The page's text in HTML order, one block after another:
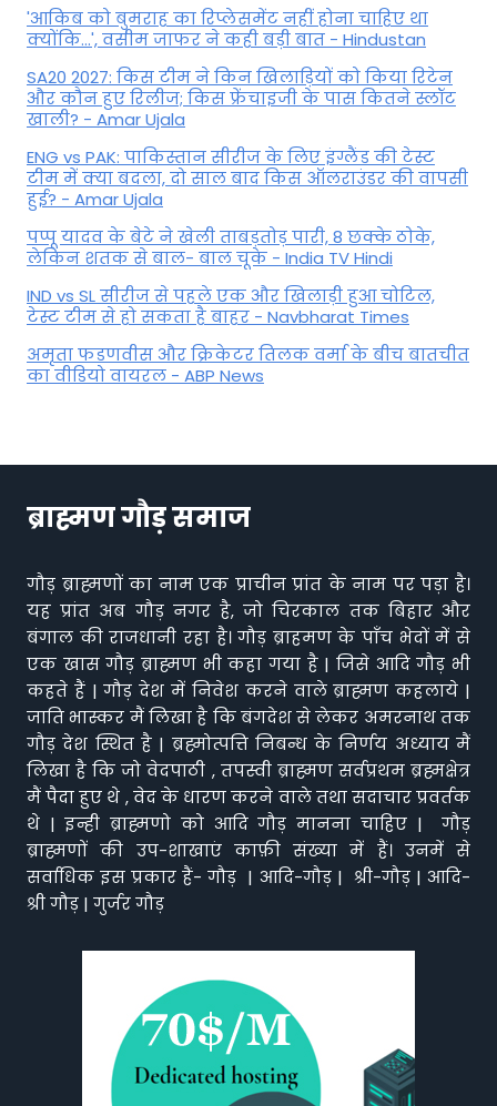
'आकिब को बुमराह का रिप्लेसमेंट नहीं होना चाहिए था
क्योंकि...', वसीम जाफर ने कही बड़ी बात - Hindustan
SA20 2027: किस टीम ने किन खिलाड़ियों को किया रिटेन
और कौन हुए रिलीज; किस फ्रेंचाइजी के पास कितने स्लॉट
खाली? - Amar Ujala
ENG vs PAK: पाकिस्तान सीरीज के लिए इंग्लैंड की टेस्ट
टीम में क्या बदला, दो साल बाद किस ऑलराउंडर की वापसी
हुई? - Amar Ujala
पप्पू यादव के बेटे ने खेली ताबड़तोड़ पारी, 8 छक्के ठोके,
लेकिन शतक से बाल- बाल चूके - India TV Hindi
IND vs SL सीरीज से पहले एक और खिलाड़ी हुआ चोटिल,
टेस्ट टीम से हो सकता है बाहर - Navbharat Times
अमृता फडणवीस और क्रिकेटर तिलक वर्मा के बीच बातचीत
का वीडियो वायरल - ABP News
ब्राह्मण गौड़ समाज
गौड़ ब्राह्मणों का नाम एक प्राचीन प्रांत के नाम पर पड़ा है।
यह प्रांत अब गौड़ नगर है, जो चिरकाल तक बिहार और
बंगाल की राजधानी रहा है। गौड़ ब्राहमण के पाँच भेदों में से
एक खास गौड़ ब्राह्मण भी कहा गया है | जिसे आदि गौड़ भी
कहते हैं | गौड़ देश में निवेश करने वाले ब्राह्मण कहलाये |
जाति भास्कर मैं लिखा है कि बंगदेश से लेकर अमरनाथ तक
गौड़ देश स्थित है | ब्रह्मोत्पत्ति निबन्ध के निर्णय अध्याय मैं
लिखा है कि जो वेदपाठी , तपस्वी ब्राह्मण सर्वप्रथम ब्रह्मक्षेत्र
मैं पैदा हुए थे , वेद के धारण करने वाले तथा सदाचार प्रवर्तक
थे | इन्ही ब्राह्मणो को आदि गौड़ मानना चाहिए | गौड़
ब्राह्मणों की उप-शाखाएं काफ़ी संख्या में हैं। उनमें से
सर्वाधिक इस प्रकार हैं- गौड़ | आदि-गौड़ | श्री-गौड़ | आदि-
श्री गौड़ | गुर्जर गौड़